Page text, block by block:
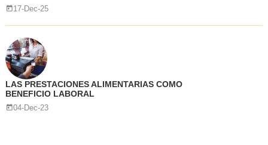
17-Dec-25
LAS PRESTACIONES ALIMENTARIAS COMO
BENEFICIO LABORAL
04-Dec-23